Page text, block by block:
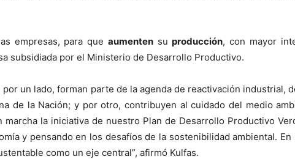
empresas, para que aumentensuproducción, con mayor
subsidiada por el Ministerio de Desarrollo Productivo.
un lado, forman parte de la agenda de reactivación industrial,
de la Nación; y por otro, contribuyen al cuidado del medio
la iniciativa de nuestro Plan de Desarrollo Productivo
y pensando en los desafíos de la sostenibilidad ambiental. En
como un eje central”, afirmó Kulfas.